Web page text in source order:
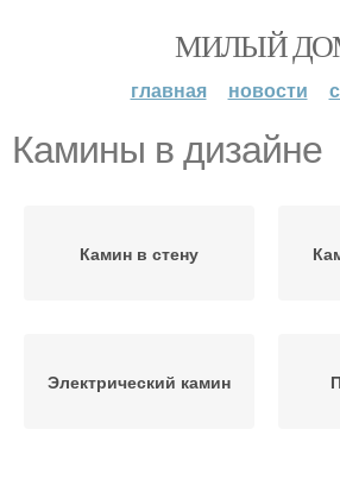
МИЛЫЙ
главная новости
Камины в дизайне
Камин в стену
Электрический камин